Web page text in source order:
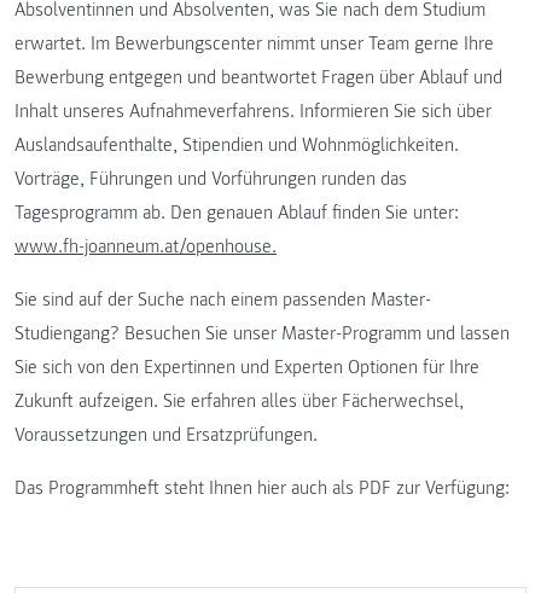
Absolventinnen und Absolventen, was Sie nach dem Studium
erwartet. Im Bewerbungscenter nimmt unser Team gerne Ihre
Bewerbung entgegen und beantwortet Fragen über Ablauf und
Inhalt unseres Aufnahmeverfahrens. Informieren Sie sich über
Auslandsaufenthalte, Stipendien und Wohnmöglichkeiten.
Vorträge, Führungen und Vorführungen runden das
Tagesprogramm ab. Den genauen Ablauf finden Sie unter:
www.fh-joanneum.at/openhouse.
Sie sind auf der Suche nach einem passenden Master-
Studiengang? Besuchen Sie unser Master-Programm und lassen
Sie sich von den Expertinnen und Experten Optionen für Ihre
Zukunft aufzeigen. Sie erfahren alles über Fächerwechsel,
Voraussetzungen und Ersatzprüfungen.
Das Programmheft steht Ihnen hier auch als PDF zur Verfügung: